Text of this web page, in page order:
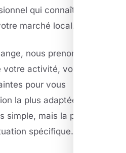
qui connaît votre
marché local.
nous prenons le
activité, vos
pour vous
la plus adaptée — pas
simple, mais la plus
spécifique.